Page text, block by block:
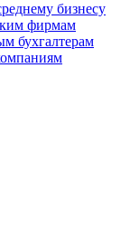
бизнесу
фирмам
бухгалтерам